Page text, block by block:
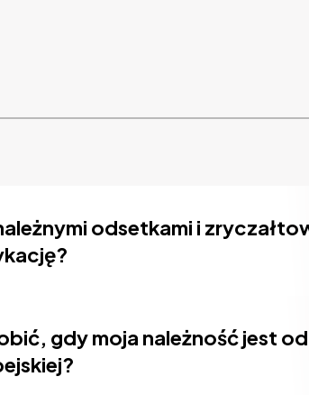
odsetkami i
gdy moja należność jest